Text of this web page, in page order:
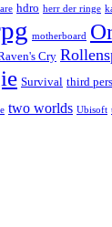
hdro herr der ringe
motherboard
Cry
Survival third
two worlds Ubisoft